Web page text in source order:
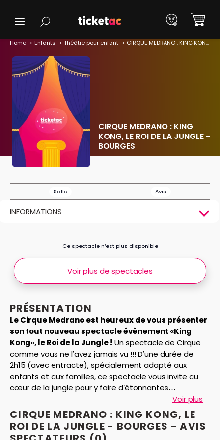
Home Enfants Théâtre pour enfant CIRQUE MEDRANO : KING KONG, LE ROI DE LA JUNGLE - BOURGES
CIRQUE MEDRANO : KING
KONG, LE ROI DE LA JUNGLE -
BOURGES
Salle Avis
INFORMATIONS
PRÉSENTATION
Le Cirque Medrano est heureux de vous présenter
son tout nouveau spectacle évènement «King
Kong», le Roi de la Jungle !
comme vous ne l’avez jamais vu !!! D’une durée de
2h15 (avec entracte), spécialement adapté aux
enfants et aux familles, ce spectacle vous invite au
cœur de la jungle pour y faire d’étonnantes
animaux des contrées lointaines (fameux tigres
blancs du Bengale, les flamboyants perroquets
multicolores d’Amazonie, les animaux exotiques, les
Voir plus
Ce spectacle n’est plus disponible
Voir plus de spectacles
CIRQUE MEDRANO : KING KONG, LE
ROI DE LA JUNGLE - BOURGES - AVIS